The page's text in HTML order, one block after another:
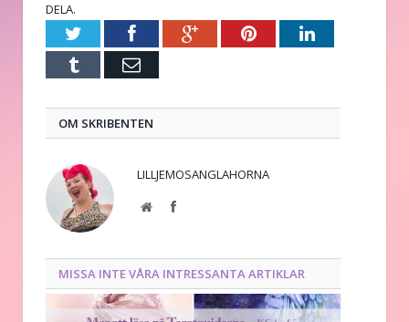
DELA.
TwitterFacebookGoogle+PinterestLinkedIn
Tumblr E-
OM SKRIBENTEN
LILLJEMOSANGLAHORNA
WebsiteFacebook
MISSA INTE VÅRA INTRESSANTA ARTIKLAR